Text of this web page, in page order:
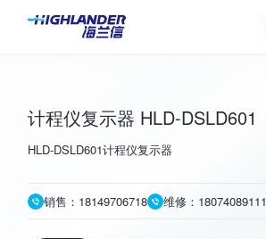
计程仪复示器 HLD-DSLD601
HLD-DSLD601计程仪复示器
销售：18149706718 维修：18074089111